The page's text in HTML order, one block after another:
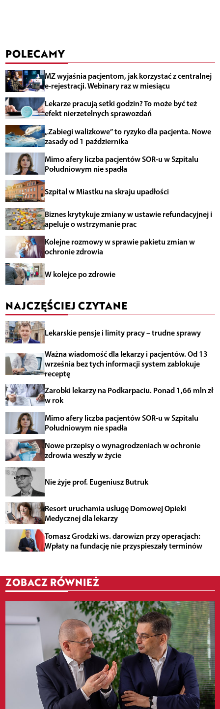
POLECAMY
MZ wyjaśnia pacjentom, jak korzystać z centralnej
e-rejestracji. Webinary raz w miesiącu
Lekarze pracują setki godzin? To może być też
efekt nierzetelnych sprawozdań
„Zabiegi walizkowe” to ryzyko dla pacjenta. Nowe
zasady od 1 października
Mimo afery liczba pacjentów SOR-u w Szpitalu
Południowym nie spadła
Szpital w Miastku na skraju upadłości
Biznes krytykuje zmiany w ustawie refundacyjnej i
apeluje o wstrzymanie prac
Kolejne rozmowy w sprawie pakietu zmian w
ochronie zdrowia
W kolejce po zdrowie
NAJCZĘŚCIEJ CZYTANE
Lekarskie pensje i limity pracy – trudne sprawy
Ważna wiadomość dla lekarzy i pacjentów. Od 13
września bez tych informacji system zablokuje
receptę
Zarobki lekarzy na Podkarpaciu. Ponad 1,66 mln zł
w rok
Mimo afery liczba pacjentów SOR-u w Szpitalu
Południowym nie spadła
Nowe przepisy o wynagrodzeniach w ochronie
zdrowia weszły w życie
Nie żyje prof. Eugeniusz Butruk
Resort uruchamia usługę Domowej Opieki
Medycznej dla lekarzy
Tomasz Grodzki ws. darowizn przy operacjach:
Wpłaty na fundację nie przyspieszały terminów
ZOBACZ RÓWNIEŻ